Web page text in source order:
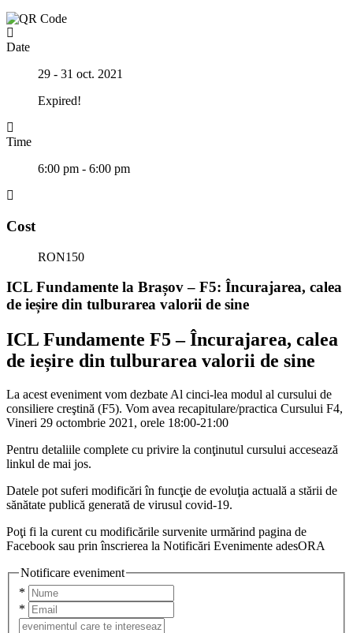
Date
29 - 31 oct. 2021
Expired!
Time
6:00 pm - 6:00 pm
Cost
RON150
ICL Fundamente la Brașov – F5: Încurajarea, calea
de ieșire din tulburarea valorii de sine
ICL Fundamente F5 – Încurajarea, calea
de ieșire din tulburarea valorii de sine
La acest eveniment vom dezbate Al cinci-lea modul al cursului de
consiliere creştină (F5). Vom avea recapitulare/practica Cursului F4,
Vineri 29 octombrie 2021, orele 18:00-21:00
Pentru detaliile complete cu privire la conţinutul cursului accesează
linkul de mai jos.
Datele pot suferi modificări în funcţie de evoluţia actuală a stării de
sănătate publică generată de virusul covid-19.
Poţi fi la curent cu modificările survenite urmărind pagina de
Facebook sau prin înscrierea la Notificări Evenimente adesORA
Notificare eveniment
*
*